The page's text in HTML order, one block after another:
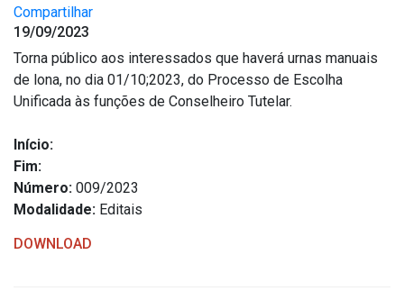
Compartilhar
19/09/2023
Torna público aos interessados que haverá urnas manuais
de lona, no dia 01/10;2023, do Processo de Escolha
Unificada às funções de Conselheiro Tutelar.
Início:
Fim:
Número: 009/2023
Modalidade: Editais
DOWNLOAD